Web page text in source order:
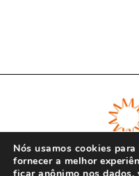
Nós usamos cookies
fornecer a melhor